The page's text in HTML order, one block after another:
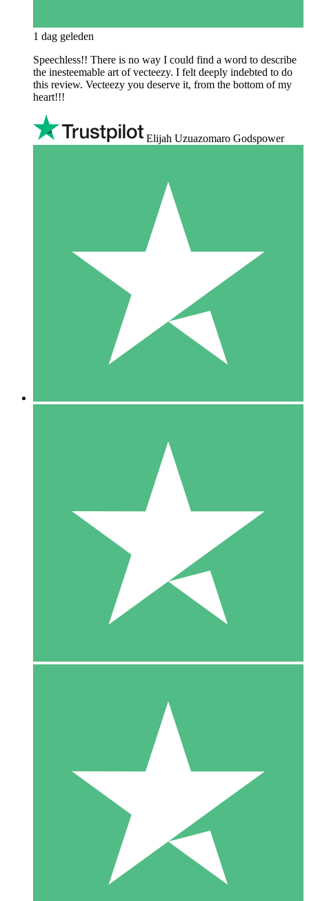
1 dag geleden
Speechless!! There is no way I could find a word to describe
the inesteemable art of vecteezy. I felt deeply indebted to do
this review. Vecteezy you deserve it, from the bottom of my
heart!!!
Elijah Uzuazomaro Godspower